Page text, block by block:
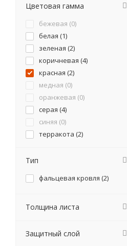
Цветовая гамма
бежевая (0)
белая (1)
зеленая (2)
коричневая (4)
красная (2)
медная (0)
оранжевая (0)
серая (4)
синяя (0)
терракота (2)
Тип
фальцевая кровля (2)
Толщина листа
Защитный слой